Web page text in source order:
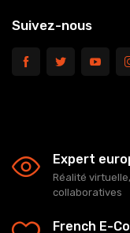
Suivez-nous
Expert
Réalité
collaboratives
French E-